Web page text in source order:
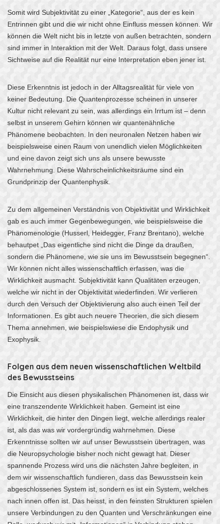
Somit wird Subjektivität zu einer „Kategorie“, aus der es kein
Entrinnen gibt und die wir nicht ohne Einfluss messen können. Wir
können die Welt nicht bis in letzte von außen betrachten, sondern
sind immer in Interaktion mit der Welt. Daraus folgt, dass unsere
Sichtweise auf die Realität nur eine Interpretation eben jener ist.
Diese Erkenntnis ist jedoch in der Alltagsrealität für viele von
keiner Bedeutung. Die Quantenprozesse scheinen in unserer
Kultur nicht relevant zu sein, was allerdings ein Irrtum ist – denn
selbst in unserem Gehirn können wir quantenähnliche
Phänomene beobachten. In den neuronalen Netzen haben wir
beispielsweise einen Raum von unendlich vielen Möglichkeiten
und eine davon zeigt sich uns als unsere bewusste
Wahrnehmung. Diese Wahrscheinlichkeitsräume sind ein
Grundprinzip der Quantenphysik.
Zu dem allgemeinen Verständnis von Objektivität und Wirklichkeit
gab es auch immer Gegenbewegungen, wie beispielsweise die
Phänomenologie (Husserl, Heidegger, Franz Brentano), welche
behautpet „Das eigentliche sind nicht die Dinge da draußen,
sondern die Phänomene, wie sie uns im Bewusstsein begegnen“.
Wir können nicht alles wissenschaftlich erfassen, was die
Wirklichkeit ausmacht. Subjektivität kann Qualitäten erzeugen,
welche wir nicht in der Objektivität wiederfinden. Wir verlieren
durch den Versuch der Objektivierung also auch einen Teil der
Informationen. Es gibt auch neuere Theorien, die sich diesem
Thema annehmen, wie beispielswiese die Endophysik und
Exophysik.
Folgen aus dem neuen wissenschaftlichen Weltbild
des Bewusstseins
Die Einsicht aus diesen physikalischen Phänomenen ist, dass wir
eine transzendente Wirklichkeit haben. Gemeint ist eine
Wirklichkeit, die hinter den Dingen liegt, welche allerdings realer
ist, als das was wir vordergründig wahrnehmen. Diese
Erkenntnisse sollten wir auf unser Bewusstsein übertragen, was
die Neuropsychologie bisher noch nicht gewagt hat. Dieser
spannende Prozess wird uns die nächsten Jahre begleiten, in
dem wir wissenschaftlich fundieren, dass das Bewusstsein kein
abgeschlossenes System ist, sondern es ist ein System, welches
nach innen offen ist. Das heisst, in den feinsten Strukturen spielen
unsere Verbindungen zu den Quanten und Verschränkungen eine